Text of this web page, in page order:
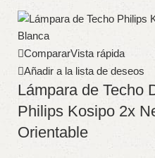
CompararVista rápida
Añadir a la lista de deseos
Lámpara de Techo
Philips Kosipo 2x
Orientable